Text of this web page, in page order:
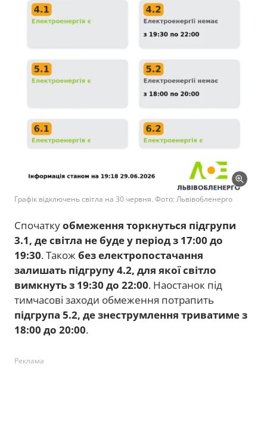
Графік відключень світла на 30 червня. Фото: Львівобленерго
Спочаткуобмеження торкнуться підгрупи
3.1, де світла не буде у період з 17:00 до
19:30. Також без електропостачання
залишать підгрупу 4.2, для якої світло
вимкнуть з 19:30 до 22:00. Наостанок під
тимчасові заходи обмеження потрапить
підгрупа 5.2, де знеструмлення триватиме з
18:00 до 20:00.
Реклама